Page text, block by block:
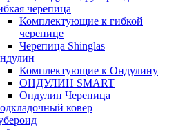
черепица
Комплектующие к гибкой
черепице
Черепица Shinglas
Комплектующие к Ондулину
ОНДУЛИН SMART
Ондулин Черепица
ковер